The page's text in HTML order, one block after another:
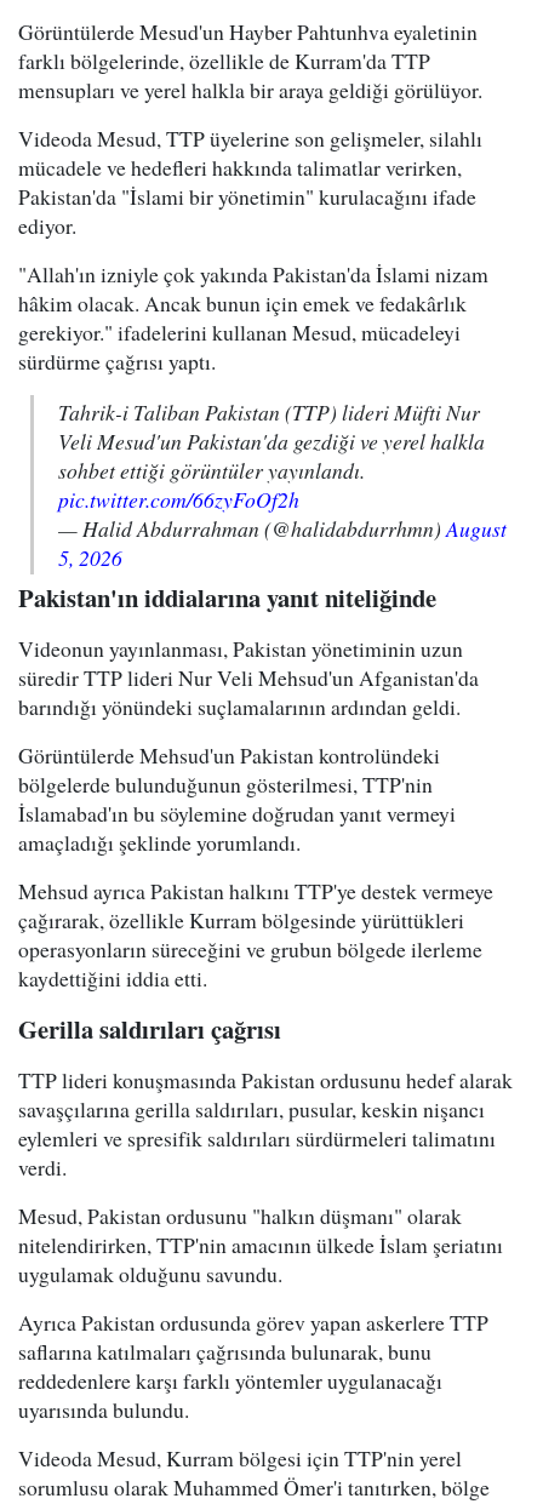
Görüntülerde Mesud'un Hayber Pahtunhva eyaletinin
farklı bölgelerinde, özellikle de Kurram'da TTP
mensupları ve yerel halkla bir araya geldiği görülüyor.
Videoda Mesud, TTP üyelerine son gelişmeler, silahlı
mücadele ve hedefleri hakkında talimatlar verirken,
Pakistan'da "İslami bir yönetimin" kurulacağını ifade
ediyor.
"Allah'ın izniyle çok yakında Pakistan'da İslami nizam
hâkim olacak. Ancak bunun için emek ve fedakârlık
gerekiyor." ifadelerini kullanan Mesud, mücadeleyi
sürdürme çağrısı yaptı.
Tahrik-i Taliban Pakistan (TTP) lideri Müfti Nur
Veli Mesud'un Pakistan'da gezdiği ve yerel halkla
sohbet ettiği görüntüler yayınlandı.
pic.twitter.com/66zyFoOf2h
— Halid Abdurrahman (@halidabdurrhmn)August
5, 2026
Pakistan'ın iddialarına yanıt niteliğinde
Videonun yayınlanması, Pakistan yönetiminin uzun
süredir TTP lideri Nur Veli Mehsud'un Afganistan'da
barındığı yönündeki suçlamalarının ardından geldi.
Görüntülerde Mehsud'un Pakistan kontrolündeki
bölgelerde bulunduğunun gösterilmesi, TTP'nin
İslamabad'ın bu söylemine doğrudan yanıt vermeyi
amaçladığı şeklinde yorumlandı.
Mehsud ayrıca Pakistan halkını TTP'ye destek vermeye
çağırarak, özellikle Kurram bölgesinde yürüttükleri
operasyonların süreceğini ve grubun bölgede ilerleme
kaydettiğini iddia etti.
Gerilla saldırıları çağrısı
TTP lideri konuşmasında Pakistan ordusunu hedef alarak
savaşçılarına gerilla saldırıları, pusular, keskin nişancı
eylemleri ve spresifik saldırıları sürdürmeleri talimatını
verdi.
Mesud, Pakistan ordusunu "halkın düşmanı" olarak
nitelendirirken, TTP'nin amacının ülkede İslam şeriatını
uygulamak olduğunu savundu.
Ayrıca Pakistan ordusunda görev yapan askerlere TTP
saflarına katılmaları çağrısında bulunarak, bunu
reddedenlere karşı farklı yöntemler uygulanacağı
uyarısında bulundu.
Videoda Mesud, Kurram bölgesi için TTP'nin yerel
sorumlusu olarak Muhammed Ömer'i tanıtırken, bölge